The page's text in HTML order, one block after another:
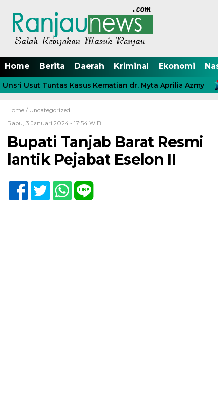
Home Berita Daerah Kriminal Ekonomi
Usut Tuntas Kasus Kematian dr. Myta Aprilia Azmy
Home / Uncategorized
Rabu, 3 Januari 2024 - 17:54 WIB
Bupati Tanjab Barat Resmi
lantik Pejabat Eselon II